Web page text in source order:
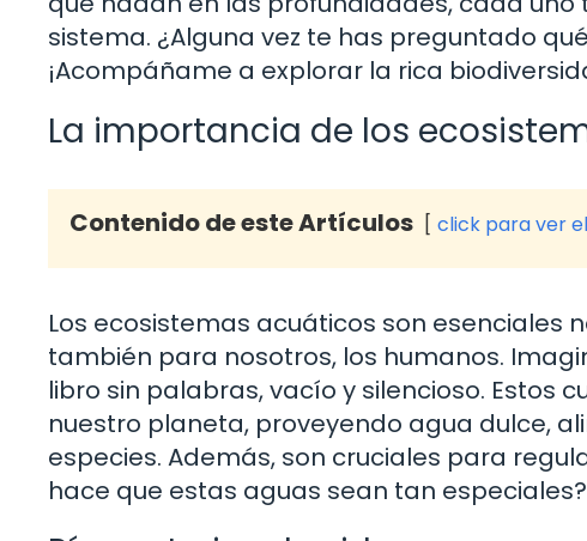
sistema. ¿Alguna vez te has preguntado
¡Acompáñame a explorar la rica
La importancia de los
Contenido de este Artículos click para ver
Los ecosistemas acuáticos son esenciales
también para nosotros, los humanos.
libro sin palabras, vacío y silencioso. Estos
nuestro planeta, proveyendo agua dulce,
especies. Además, son cruciales para
hace que estas aguas sean tan